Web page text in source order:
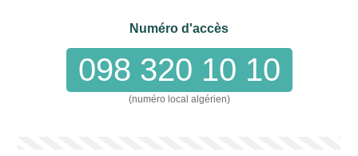
Numéro d'accès
098 320 10 10
(numéro local algérien)